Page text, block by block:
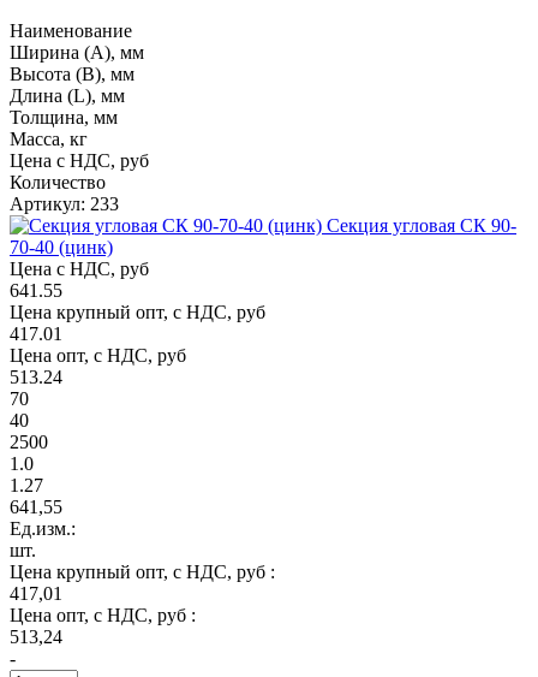
Наименование
Ширина (А), мм
Высота (В), мм
Длина (L), мм
Толщина, мм
Масса, кг
Цена с НДС, руб
Количество
Артикул: 233
Секция угловая СК 90-
70-40 (цинк)
Цена с НДС, руб
641.55
Цена крупный опт, с НДС, руб
417.01
Цена опт, с НДС, руб
513.24
70
40
2500
1.0
1.27
641,55
Ед.изм.:
шт.
Цена крупный опт, с НДС, руб :
417,01
Цена опт, с НДС, руб :
513,24
-